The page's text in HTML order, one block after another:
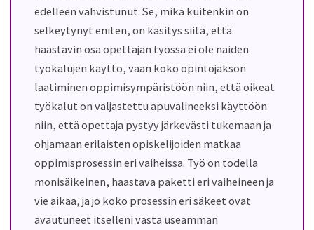
edelleen vahvistunut. Se, mikä kuitenkin on
selkeytynyt eniten, on käsitys siitä, että
haastavin osa opettajan työssä ei ole näiden
työkalujen käyttö, vaan koko opintojakson
laatiminen oppimisympäristöön niin, että oikeat
työkalut on valjastettu apuvälineeksi käyttöön
niin, että opettaja pystyy järkevästi tukemaan ja
ohjamaan erilaisten opiskelijoiden matkaa
oppimisprosessin eri vaiheissa. Työ on todella
monisäikeinen, haastava paketti eri vaiheineen ja
vie aikaa, ja jo koko prosessin eri säkeet ovat
avautuneet itselleni vasta useamman